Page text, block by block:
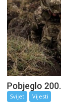
Pobjeglo
Svijet Vijesti